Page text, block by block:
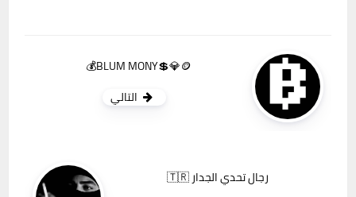
BLUM MONY💲💎🪙💰
التالي
رجال تحدي الجدار 🇹🇷